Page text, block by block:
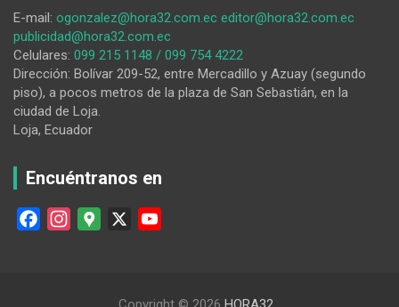
Quirola
asume
la
jefatura
de
de
E-mail: ogonzalez@hora32.com.ec editor@hora32.com.ec
publicidad@hora32.com.ec
Celulares: 099 215 1148 / 099 754 4222
Dirección: Bolívar 209-52, entre Mercadillo y Azuay (segundo
piso), a pocos metros de la plaza de San Sebastián, en la
ciudad de Loja.
Loja, Ecuador
Encuéntranos en